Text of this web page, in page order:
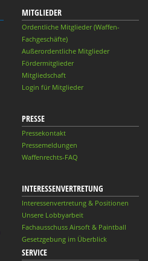
MITGLIEDER
Ordentliche Mitglieder (Waffen-
Fachgeschäfte)
Außerordentliche Mitglieder
Fördermitglieder
Mitgliedschaft
Login für Mitglieder
PRESSE
Pressekontakt
Pressemeldungen
Waffenrechts-FAQ
INTERESSENVERTRETUNG
Interessenvertretung & Positionen
Unsere Lobbyarbeit
Fachausschuss Airsoft & Paintball
Gesetzgebung im Überblick
SERVICE